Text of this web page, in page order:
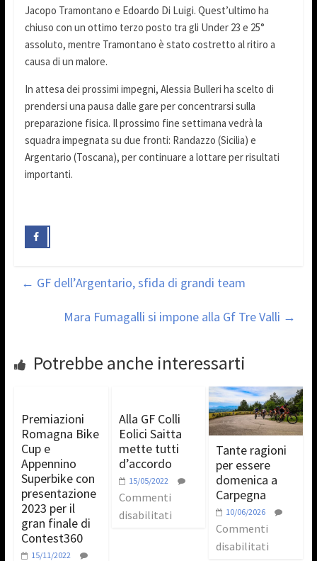
Jacopo Tramontano e Edoardo Di Luigi. Quest’ultimo ha
chiuso con un ottimo terzo posto tra gli Under 23 e 25°
assoluto, mentre Tramontano è stato costretto al ritiro a
causa di un malore.
In attesa dei prossimi impegni, Alessia Bulleri ha scelto di
prendersi una pausa dalle gare per concentrarsi sulla
preparazione fisica. Il prossimo fine settimana vedrà la
squadra impegnata su due fronti: Randazzo (Sicilia) e
Argentario (Toscana), per continuare a lottare per risultati
importanti.
← GF dell’Argentario, sfida di grandi team
Mara Fumagalli si impone alla Gf Tre Valli →
Potrebbe anche interessarti
Premiazioni
Romagna Bike
Cup e
Appennino
Superbike con
presentazione
2023 per il
gran finale di
Contest360
15/11/2022
Alla GF Colli
Eolici Saitta
mette tutti
d’accordo
15/05/2022
Commenti
disabilitati
Tante ragioni
per essere
domenica a
Carpegna
10/06/2026
Commenti
disabilitati